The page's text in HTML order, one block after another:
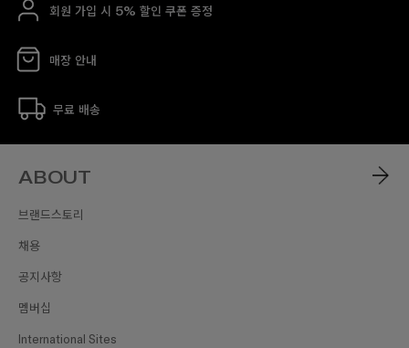
회원 가입 시 5% 할인 쿠폰 증정
매장 안내
무료 배송
ABOUT
브랜드스토리
채용
공지사항
멤버십
International Sites